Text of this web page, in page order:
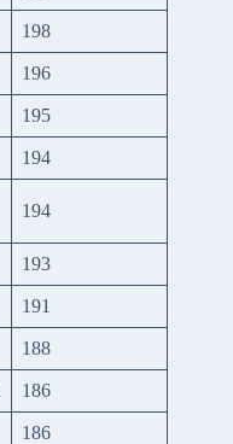
198
196
195
194
194
193
191
188
186
186